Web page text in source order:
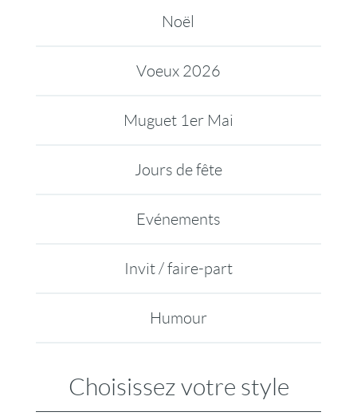
Noël
Voeux 2026
Muguet 1er Mai
Jours de fête
Evénements
Invit / faire-part
Humour
Choisissez votre style